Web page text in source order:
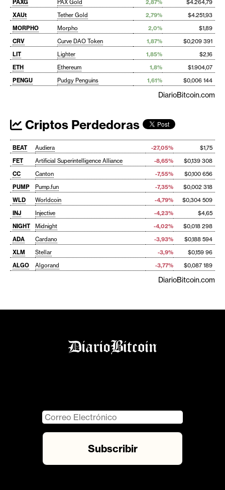
PAXG PAX Gold 2,87%
$4.264,79
XAUt
Tether Gold 2,79%
$4.251,93
MORPHO
Morpho 2,0%
$1,89
CRV
Curve DAO Token 1,87%
$0,209 391
LIT
Lighter 1,85%
$2,16
ETH
Ethereum 1,8%
$1.904,07
PENGU
Pudgy Penguins 1,61% $0,006 144
DiarioBitcoin.com
Criptos Perdedoras
BEAT Audiera -27,05%
$1,75
FET
Artificial Superintelligence Alliance -8,65%
$0,139 308
CC
Canton -7,55%
$0,100 656
PUMP
Pump.fun -7,35%
$0,002 318
WLD
Worldcoin -4,79%
$0,304 509
INJ
Injective -4,23%
$4,65
NIGHT
Midnight -4,02%
$0,018 298
ADA
Cardano -3,93%
$0,188 594
XLM
Stellar -3,9%
$0,159 96
ALGO
Algorand -3,77% $0,087 189
DiarioBitcoin.com